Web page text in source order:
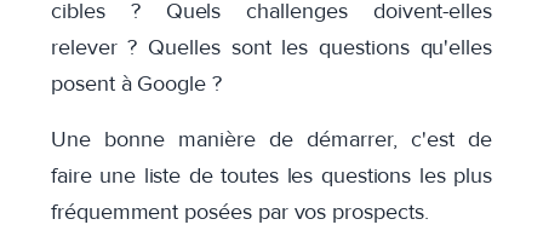
cibles ? Quels challenges doivent-elles
relever ? Quelles sont les questions qu'elles
posent à Google ?
Une bonne manière de démarrer, c'est de
faire une liste de toutes les questions les plus
fréquemment posées par vos prospects.